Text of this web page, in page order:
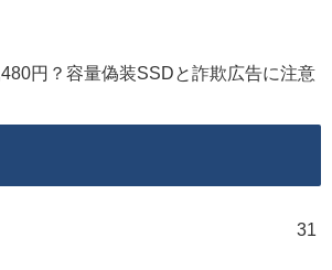
円？容量偽装SSDと詐欺広告に注意
31